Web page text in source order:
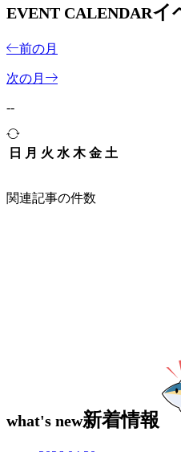
EVENT CALENDARイ
前の月
次の月
--
日 月 火 水 木 金 土
関連記事の件数
what's new新着情報